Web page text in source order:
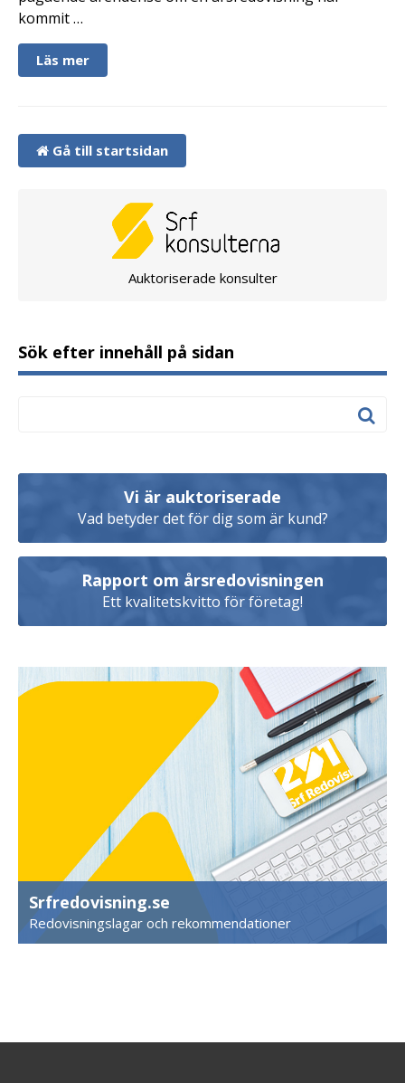
kommit …
Läs mer
Gå till startsidan
Auktoriserade konsulter
Sök efter innehåll på sidan
Vi är auktoriserade
Vad betyder det för dig som är kund?
Rapport om årsredovisningen
Ett kvalitetskvitto för företag!
Srfredovisning.se
Redovisningslagar och rekommendationer